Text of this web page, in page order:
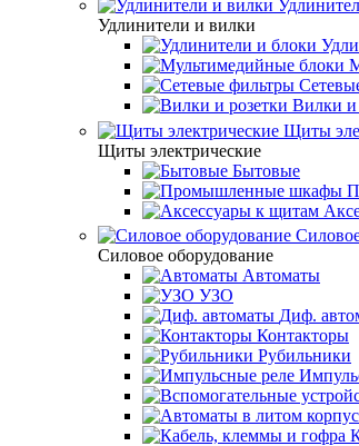
Удлинители и вилки
Вилки и
Щиты
Щиты электрические
Бытовые
Силовое оборудование
Автоматы
УЗО
Диф.
Контакторы
Рубильники